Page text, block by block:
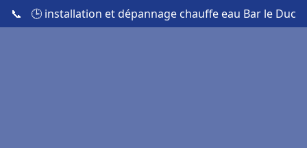
📞 🕒 installation et dépannage chauffe eau Bar le Duc